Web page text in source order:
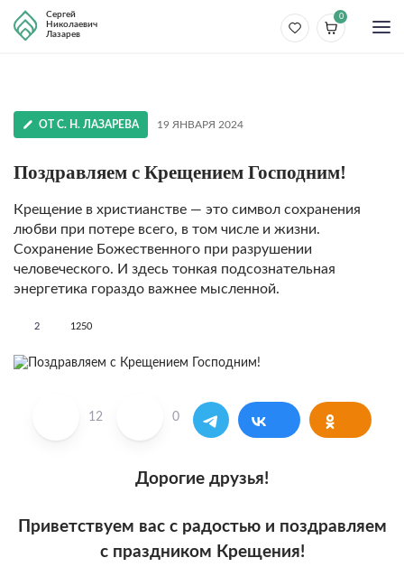
Сергей
Николаевич
Лазарев
0
ОТ С. Н. ЛАЗАРЕВА 19 ЯНВАРЯ 2024
Поздравляем с Крещением Господним!
Крещение в христианстве — это символ сохранения
любви при потере всего, в том числе и жизни.
Сохранение Божественного при разрушении
человеческого. И здесь тонкая подсознательная
энергетика гораздо важнее мысленной.
2 1250
12 0
Дорогие друзья!
Приветствуем вас с радостью и поздравляем
с праздником Крещения!